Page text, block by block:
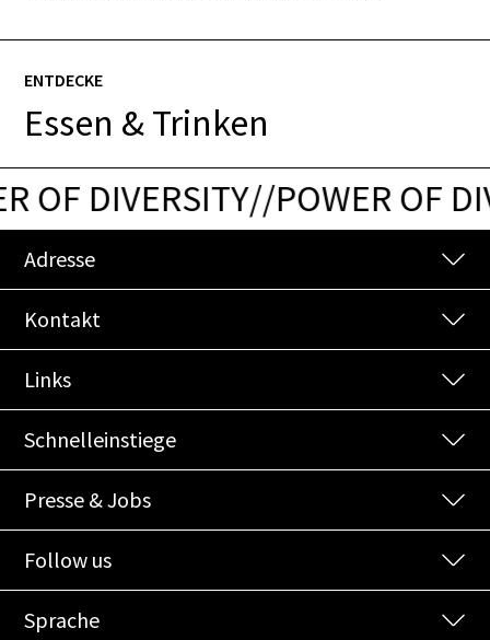
ENTDECKE
Essen & Trinken
OF DIVERSITY//POWER OF
Adresse
Kontakt
Links
Schnelleinstiege
Presse & Jobs
Follow us
Sprache